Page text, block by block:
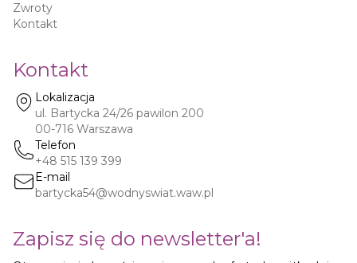
Zwroty
Kontakt
Kontakt
Lokalizacja
ul. Bartycka 24/26 pawilon 200
00-716 Warszawa
Telefon
+48 515 139 399
E-mail
bartycka54@wodnyswiat.waw.pl
Zapisz się do newsletter'a!